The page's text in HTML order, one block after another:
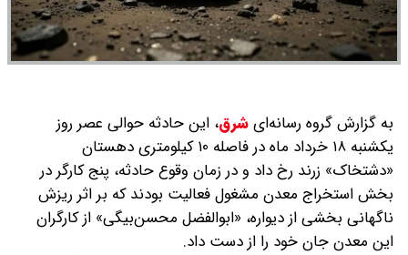
به گزارش گروه رسانه‌ایشرق، این حادثه حوالی عصر روز
یکشنبه ۱۸ خرداد ماه در فاصله ۱۰ کیلومتری دهستان
«دشتخاک» زرند رخ داد و در زمان وقوع حادثه، پنج کارگر در
بخش استخراج معدن مشغول فعالیت بودند که بر اثر ریزش
ناگهانی بخشی از دیواره، «ابوالفضل محسن‌بیگی» از کارگران
این معدن جان خود را از دست داد.